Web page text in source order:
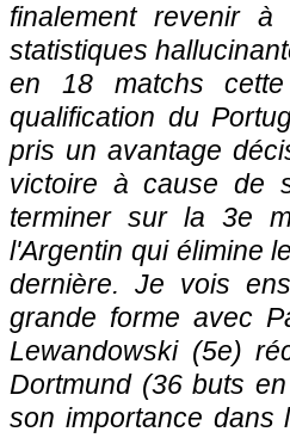
finalement revenir
statistiques
en 18 matchs
qualification du
pris un avantage
victoire à cause de
terminer sur la 3e
l'Argentin qui élimine le
dernière. Je vois
grande forme avec
Lewandowski (5e)
Dortmund (36 buts
son importance dans